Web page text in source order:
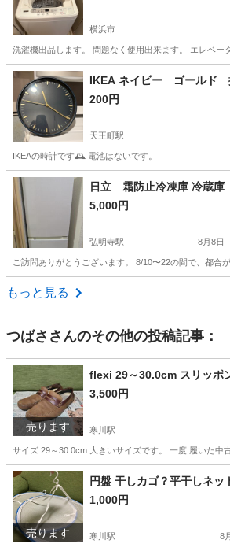
横浜市
洗濯機出品します。 問題なく使用出来ます。 エレベ
神奈川 横浜市 生活家電 エレベーター
IKEA ネイビー ゴール
200円
天王町駅
IKEAの時計です🕰️ 電池はないです。
神奈川 横浜市 天王町駅 生活家電
日立 霜防止冷凍庫 冷蔵庫
5,000円
弘明寺駅 8月8日
ご訪問ありがとうございます。 8/10〜22の間で、都合
神奈川 横浜市
もっと見る
つばさ さんのその他の投稿記事：
売ります
flexi 29～30.0cm スリッポ
3,500円
寒川駅
サイズ:29～30.0cm 大きいサイズです。 一度 履いた
神奈川 高座郡 寒川駅 靴 flexi
売ります
円盤 干しカゴ？平干しネッ
1,000円
寒川駅 8